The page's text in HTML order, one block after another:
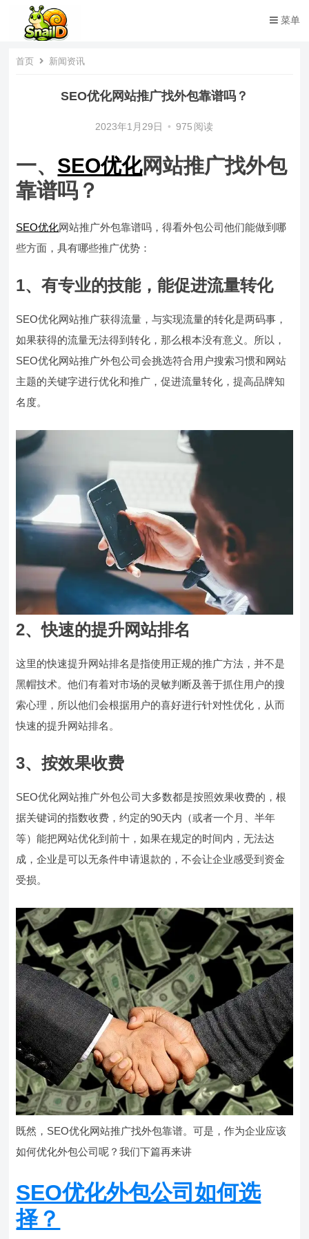
菜单
首页 新闻资讯
SEO优化网站推广找外包靠谱吗？
2023年1月29日 • 975 阅读
一、 SEO优化网站推广找外包
靠谱吗？
SEO优化网站推广外包靠谱吗，得看外包公司他们能做到哪
些方面，具有哪些推广优势：
1、有专业的技能，能促进流量转化
SEO优化网站推广获得流量，与实现流量的转化是两码事，
如果获得的流量无法得到转化，那么根本没有意义。所以，
SEO优化网站推广外包公司会挑选符合用户搜索习惯和网站
主题的关键字进行优化和推广，促进流量转化，提高品牌知
名度。
2、快速的提升网站排名
这里的快速提升网站排名是指使用正规的推广方法，并不是
黑帽技术。他们有着对市场的灵敏判断及善于抓住用户的搜
索心理，所以他们会根据用户的喜好进行针对性优化，从而
快速的提升网站排名。
3、按效果收费
SEO优化网站推广外包公司大多数都是按照效果收费的，根
据关键词的指数收费，约定的90天内（或者一个月、半年
等）能把网站优化到前十，如果在规定的时间内，无法达
成，企业是可以无条件申请退款的，不会让企业感受到资金
受损。
既然，SEO优化网站推广找外包靠谱。可是，作为企业应该
如何优化外包公司呢？我们下篇再来讲
SEO优化外包公司如何选
择？